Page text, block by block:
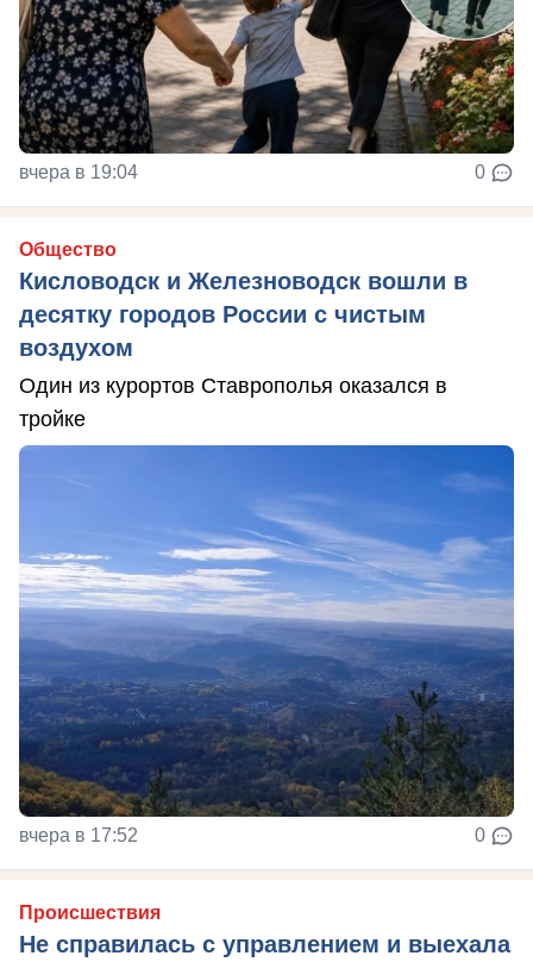
вчера в 19:04 0
Общество
Кисловодск и Железноводск вошли в
десятку городов России с чистым
воздухом
Один из курортов Ставрополья оказался в
тройке
вчера в 17:52 0
Происшествия
Не справилась с управлением и выехала